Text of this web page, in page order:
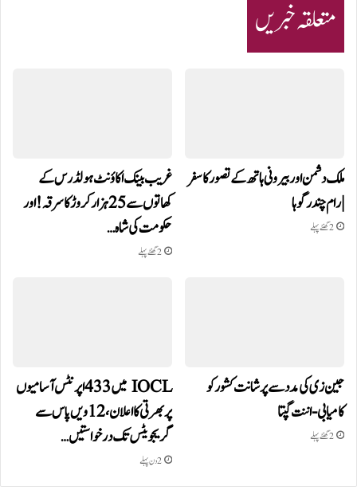
متعلقہ خبریں
ملک دشمن اور بیرونی ہاتھ کے تصور کا سفر
| رام چندر گوہا
2 گھنٹے پہلے
غریب بینک اکاؤنٹ ہولڈرس کے
کھاتوں سے 25 ہزار کروڑ کا سرقہ!اور
حکومت کی شاہ…
2 گھنٹے پہلے
جین زی کی مدد سے پرشانت کشور کو
کامیابی-اننت گپتا
2 گھنٹے پہلے
IOCL میں 433 اپرنٹس آسامیوں
پر بھرتی کا اعلان، 12ویں پاس سے
گریجویٹس تک درخواستیں…
2 دن پہلے